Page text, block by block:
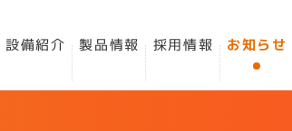
設備紹介 製品情報 採用情報 お知らせ